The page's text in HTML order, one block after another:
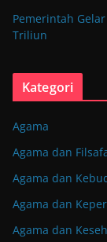
Pemerintah
Triliun
Kategori
Agama
Agama dan
Agama dan
Agama dan
Agama dan